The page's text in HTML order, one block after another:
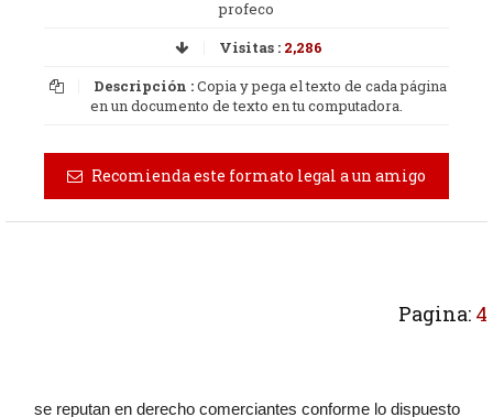
profeco
Visitas : 2,286
Descripción :Copia y pega el texto de cada página
en un documento de texto en tu computadora.
Recomienda este formato legal a un amigo
Pagina: 4
se reputan en derecho comerciantes conforme lo dispuesto